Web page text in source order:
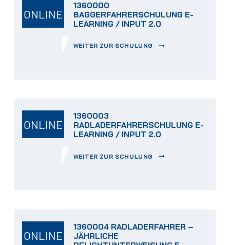
ONLINE
1360000
BAGGERFAHRERSCHULUNG E-
LEARNING / INPUT 2.0
WEITER ZUR SCHULUNG
ONLINE
1360003
RADLADERFAHRERSCHULUNG E-
LEARNING / INPUT 2.0
WEITER ZUR SCHULUNG
ONLINE
1360004 RADLADERFAHRER –
JÄHRLICHE